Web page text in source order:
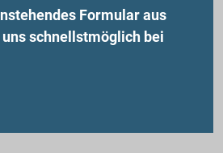
Formular aus
schnellstmöglich bei